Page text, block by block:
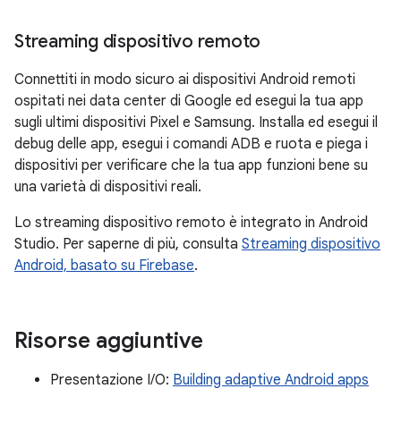
Streaming dispositivo remoto
Connettiti in modo sicuro ai dispositivi Android remoti
ospitati nei data center di Google ed esegui la tua app
sugli ultimi dispositivi Pixel e Samsung. Installa ed esegui il
debug delle app, esegui i comandi ADB e ruota e piega i
dispositivi per verificare che la tua app funzioni bene su
una varietà di dispositivi reali.
Lo streaming dispositivo remoto è integrato in Android
Studio. Per saperne di più, consulta Streaming dispositivo
Android, basato su Firebase.
Risorse aggiuntive
Presentazione I/O: Building adaptive Android apps